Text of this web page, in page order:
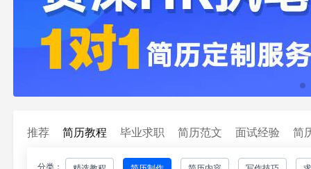
推荐 简历教程
分类：
毕业求职 简历范文 面试经验 简